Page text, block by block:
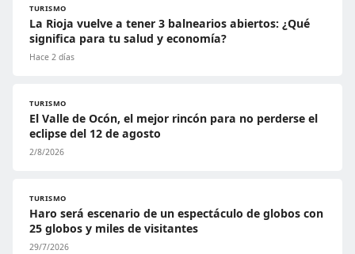
TURISMO
La Rioja vuelve a tener 3 balnearios abiertos: ¿Qué
significa para tu salud y economía?
Hace 2 días
TURISMO
El Valle de Ocón, el mejor rincón para no perderse el
eclipse del 12 de agosto
2/8/2026
TURISMO
Haro será escenario de un espectáculo de globos con
25 globos y miles de visitantes
29/7/2026